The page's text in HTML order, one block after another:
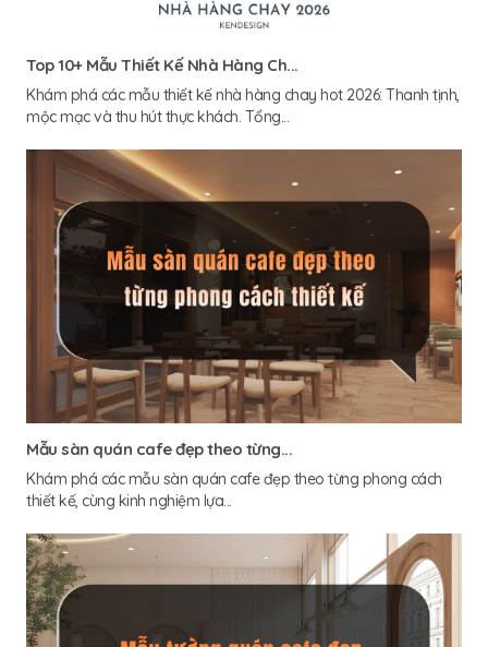
Top 10+ Mẫu Thiết Kế Nhà Hàng Ch...
Khám phá các mẫu thiết kế nhà hàng chay hot 2026: Thanh tịnh,
mộc mạc và thu hút thực khách. Tổng...
Mẫu sàn quán cafe đẹp theo từng...
Khám phá các mẫu sàn quán cafe đẹp theo từng phong cách
thiết kế, cùng kinh nghiệm lựa...